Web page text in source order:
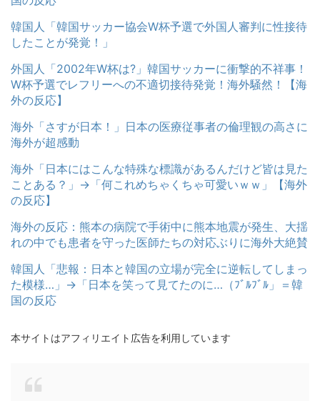
韓国人「韓国サッカー協会W杯予選で外国人審判に性接待
したことが発覚！」
外国人「2002年W杯は?」韓国サッカーに衝撃的不祥事！
W杯予選でレフリーへの不適切接待発覚！海外騒然！【海
外の反応】
海外「さすが日本！」日本の医療従事者の倫理観の高さに
海外が超感動
海外「日本にはこんな特殊な標識があるんだけど皆は見た
ことある？」→「何これめちゃくちゃ可愛いｗｗ」【海外
の反応】
海外の反応：熊本の病院で手術中に熊本地震が発生、大揺
れの中でも患者を守った医師たちの対応ぶりに海外大絶賛
韓国人「悲報：日本と韓国の立場が完全に逆転してしまっ
た模様…」→「日本を笑って見てたのに…（ﾌﾞﾙﾌﾞﾙ」＝韓
国の反応
本サイトはアフィリエイト広告を利用しています